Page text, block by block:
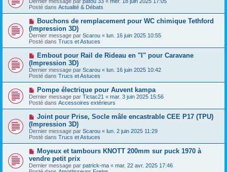
a
g
e
u
m
e
s
a
g
e
u
v
e
a
u
m
e
s
s
a
g
e
Posté dans Actualité & Débats
N
u
v
e
a
m
e
s
a
g
e
Bouchons de remplacement pour WC chimique Tethford
(Impression 3D)
Dernier message par Scarou « lun. 16 juin 2025 10:55
Posté dans Trucs et Astuces
N
u
v
e
a
m
e
s
a
g
e
Embout pour Rail de Rideau en "I" pour Caravane
(Impression 3D)
Dernier message par Scarou « lun. 16 juin 2025 10:42
Posté dans Trucs et Astuces
N
o
u
v
a
u
m
e
s
s
a
g
e
Pompe électrique pour Auvent kampa
Dernier message par Tictac21 « mar. 3 juin 2025 15:56
Posté dans Accessoires extérieurs
N
u
v
e
a
m
e
s
Joint pour Prise, Socle mâle encastrable CEE P17 (TPU)
(Impression 3D)
Dernier message par Scarou « lun. 2 juin 2025 11:29
Posté dans Trucs et Astuces
N
u
v
Moyeux et tambours KNOTT 200mm sur puck 1970 à
vendre petit prix
Dernier message par patrick-ma « mar. 22 avr. 2025 17:46